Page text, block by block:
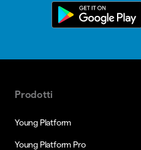
Prodotti
Young Platform
Young Platform Pro